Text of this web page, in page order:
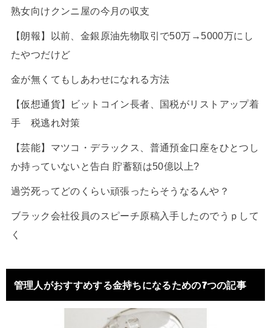
熟女向けクンニ屋の今月の収支
【朗報】以前、金銀原油先物取引で50万→5000万にし
たやつだけど
金が無くてもしあわせになれる方法
【仮想通貨】ビットコイン長者、国税がリストアップ着
手 税逃れ対策
【芸能】マツコ・デラックス、普通預金口座をひとつし
か持っていないと告白 貯蓄額は50億以上?
過労死ってどのくらい頑張ったらそうなるんや？
ブラック会社役員のスピーチ原稿入手したのでうｐして
く
管理人がおすすめする金持ちになるための7つの記事